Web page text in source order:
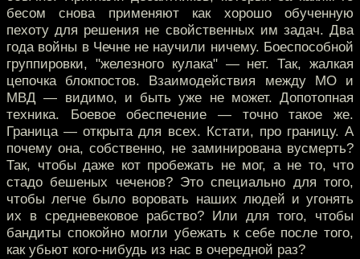
бесом снова применяют как хорошо обученную
пехоту для решения не свойственных им задач. Два
года войны в Чечне не научили ничему. Боеспособной
группировки, "железного кулака" — нет. Так, жалкая
цепочка блокпостов. Взаимодействия между МО и
МВД — видимо, и быть уже не может. Допотопная
техника. Боевое обеспечение — точно такое же.
Граница — открыта для всех. Кстати, про границу. А
почему она, собственно, не заминирована вусмерть?
Так, чтобы даже кот пробежать не мог, а не то, что
стадо бешеных чеченов? Это специально для того,
чтобы легче было воровать наших людей и угонять
их в средневековое рабство? Или для того, чтобы
бандиты спокойно могли убежать к себе после того,
как убьют кого-нибудь из нас в очередной раз?